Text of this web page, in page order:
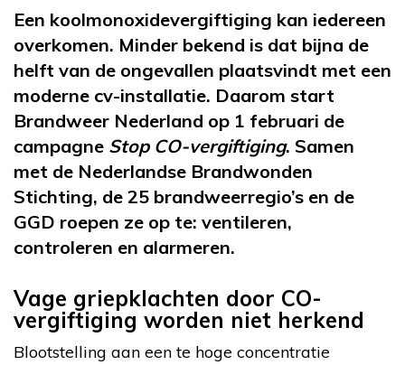
Een koolmonoxidevergiftiging kan iedereen
overkomen. Minder bekend is dat bijna de
helft van de ongevallen plaatsvindt met een
moderne cv-installatie. Daarom start
Brandweer Nederland op 1 februari de
campagne Stop CO-vergiftiging. Samen
met de Nederlandse Brandwonden
Stichting, de 25 brandweerregio’s en de
GGD roepen ze op te: ventileren,
controleren en alarmeren.
Vage griepklachten door CO-
vergiftiging worden niet herkend
Blootstelling aan een te hoge concentratie